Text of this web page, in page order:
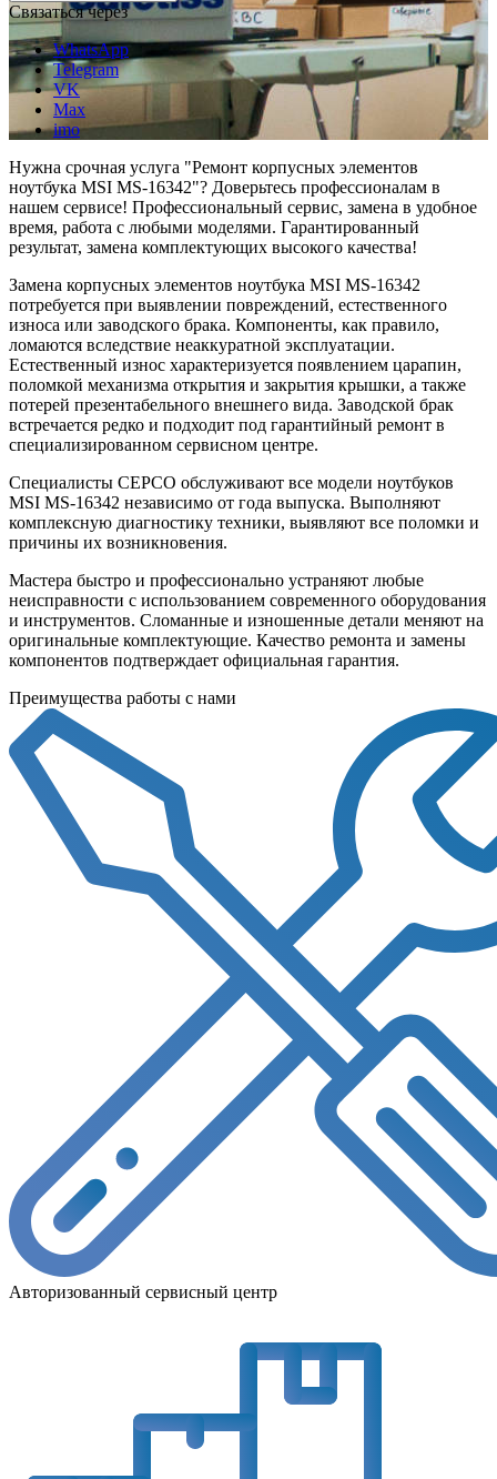
Связаться через
WhatsApp
Telegram
VK
Max
imo
Нужна срочная услуга "Ремонт корпусных элементов
ноутбука MSI MS-16342"? Доверьтесь профессионалам в
нашем сервисе! Профессиональный сервис, замена в удобное
время, работа с любыми моделями. Гарантированный
результат, замена комплектующих высокого качества!
Замена корпусных элементов ноутбука MSI MS-16342
потребуется при выявлении повреждений, естественного
износа или заводского брака. Компоненты, как правило,
ломаются вследствие неаккуратной эксплуатации.
Естественный износ характеризуется появлением царапин,
поломкой механизма открытия и закрытия крышки, а также
потерей презентабельного внешнего вида. Заводской брак
встречается редко и подходит под гарантийный ремонт в
специализированном сервисном центре.
Специалисты СЕРСО обслуживают все модели ноутбуков
MSI MS-16342 независимо от года выпуска. Выполняют
комплексную диагностику техники, выявляют все поломки и
причины их возникновения.
Мастера быстро и профессионально устраняют любые
неисправности с использованием современного оборудования
и инструментов. Сломанные и изношенные детали меняют на
оригинальные комплектующие. Качество ремонта и замены
компонентов подтверждает официальная гарантия.
Преимущества работы с нами
Авторизованный сервисный центр